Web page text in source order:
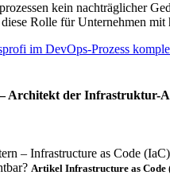
kein nachträglicher
Rolle für Unternehmen
im DevOps-Prozess
Architekt der Infrastruktur-
– Infrastructure as Code
Artikel Infrastructure as